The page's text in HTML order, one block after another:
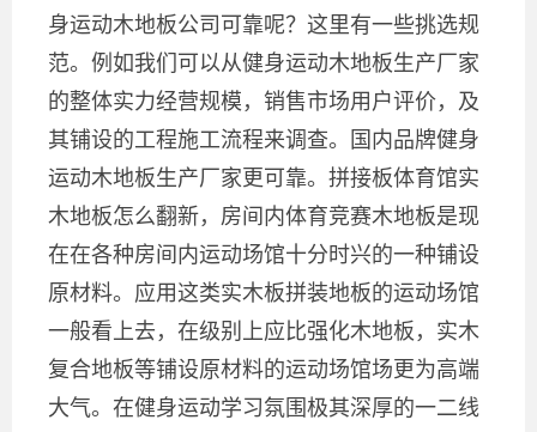
身运动木地板公司可靠呢？这里有一些挑选规
范。例如我们可以从健身运动木地板生产厂家
的整体实力经营规模，销售市场用户评价，及
其铺设的工程施工流程来调查。国内品牌健身
运动木地板生产厂家更可靠。拼接板体育馆实
木地板怎么翻新，房间内体育竞赛木地板是现
在在各种房间内运动场馆十分时兴的一种铺设
原材料。应用这类实木板拼装地板的运动场馆
一般看上去，在级别上应比强化木地板，实木
复合地板等铺设原材料的运动场馆场更为高端
大气。在健身运动学习氛围极其深厚的一二线